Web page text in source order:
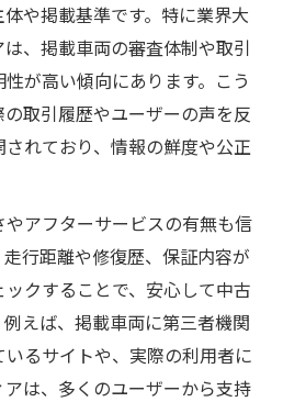
や掲載基準です。特に業界大
、掲載車両の審査体制や取引
が高い傾向にあります。こう
取引履歴やユーザーの声を反
れており、情報の鮮度や公正
アフターサービスの有無も信
行距離や修復歴、保証内容が
クすることで、安心して中古
えば、掲載車両に第三者機関
るサイトや、実際の利用者に
は、多くのユーザーから支持